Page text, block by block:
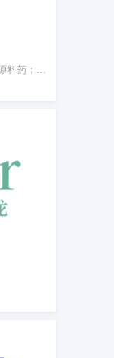
中药成药；人用药；医用香膏；原料药；搽剂；栓剂；膏剂；艾卷；药草；贴剂